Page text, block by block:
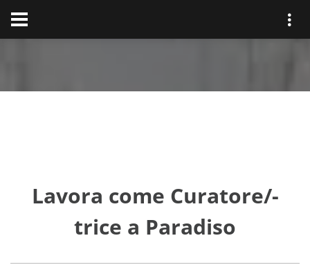
Lavora come Curatore/-
trice a Paradiso